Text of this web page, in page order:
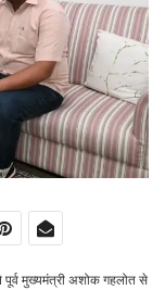
पूर्व मुख्यमंत्री अशोक गहलोत से